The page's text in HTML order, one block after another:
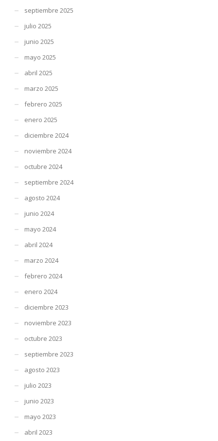
septiembre 2025
julio 2025
junio 2025
mayo 2025
abril 2025
marzo 2025
febrero 2025
enero 2025
diciembre 2024
noviembre 2024
octubre 2024
septiembre 2024
agosto 2024
junio 2024
mayo 2024
abril 2024
marzo 2024
febrero 2024
enero 2024
diciembre 2023
noviembre 2023
octubre 2023
septiembre 2023
agosto 2023
julio 2023
junio 2023
mayo 2023
abril 2023